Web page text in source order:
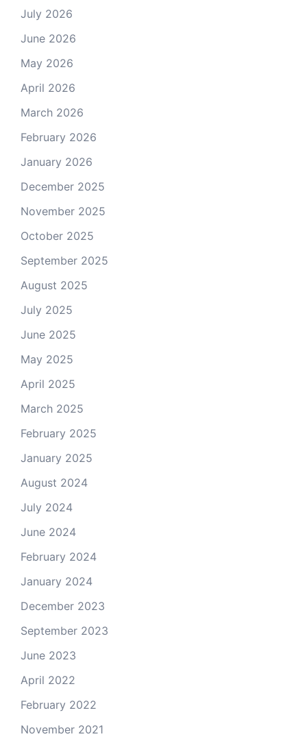
July 2026
June 2026
May 2026
April 2026
March 2026
February 2026
January 2026
December 2025
November 2025
October 2025
September 2025
August 2025
July 2025
June 2025
May 2025
April 2025
March 2025
February 2025
January 2025
August 2024
July 2024
June 2024
February 2024
January 2024
December 2023
September 2023
June 2023
April 2022
February 2022
November 2021